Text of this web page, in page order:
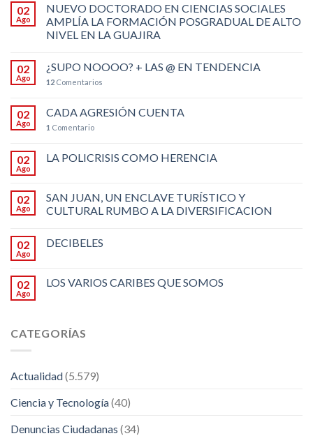
02
Ago
NUEVO DOCTORADO EN CIENCIAS SOCIALES
AMPLÍA LA FORMACIÓN POSGRADUAL DE ALTO
NIVEL EN LA GUAJIRA
02
Ago
¿SUPO NOOOO? + LAS @ EN TENDENCIA
12 Comentarios
02
Ago
CADA AGRESIÓN CUENTA
1 Comentario
02
Ago
LA POLICRISIS COMO HERENCIA
02
Ago
SAN JUAN, UN ENCLAVE TURÍSTICO Y
CULTURAL RUMBO A LA DIVERSIFICACION
02
Ago
DECIBELES
02
Ago
LOS VARIOS CARIBES QUE SOMOS
CATEGORÍAS
Actualidad(5.579)
Ciencia y Tecnología(40)
Denuncias Ciudadanas (34)